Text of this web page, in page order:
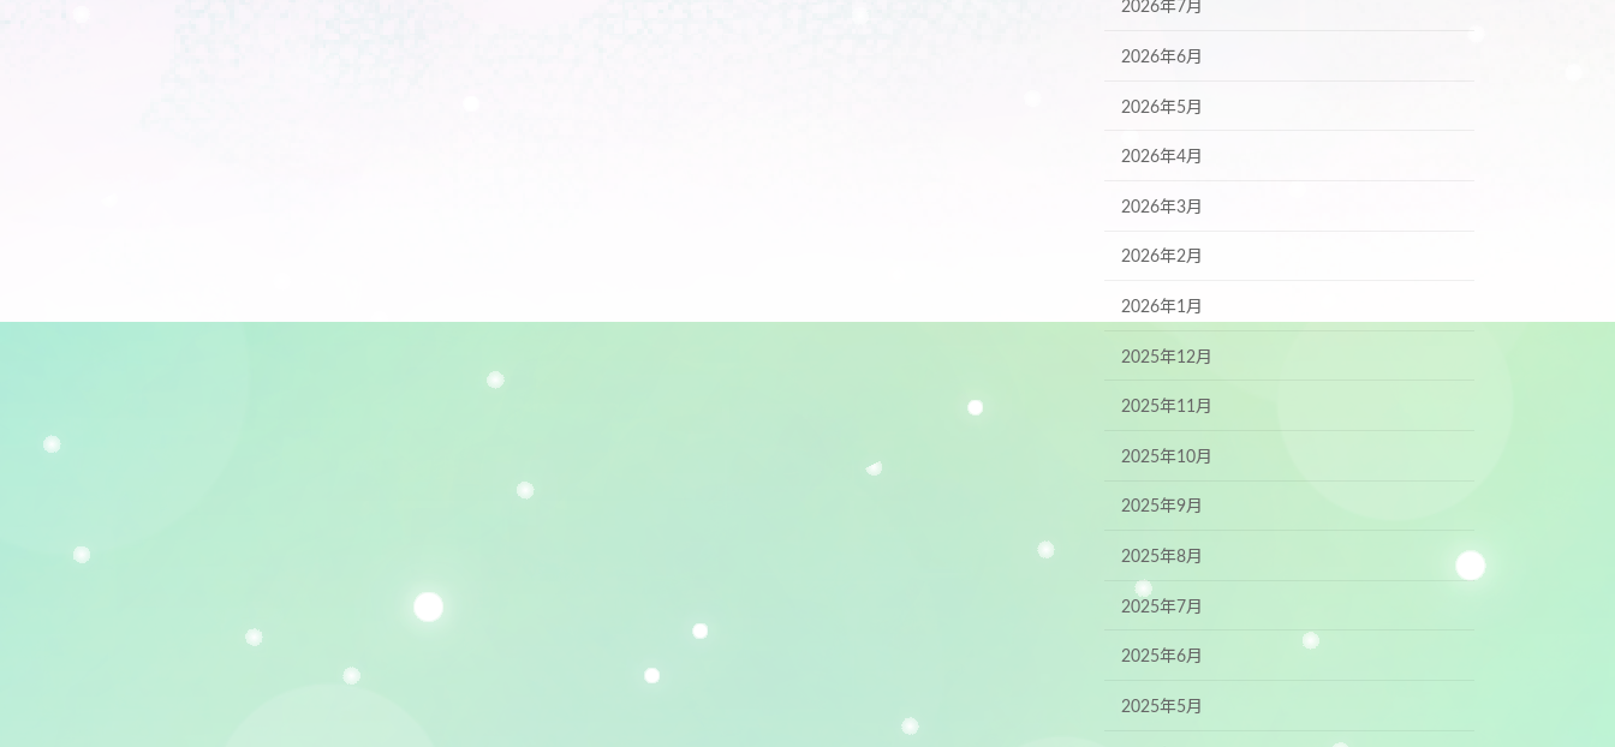
2026年7月
2026年6月
2026年5月
2026年4月
2026年3月
2026年2月
2026年1月
2025年12月
2025年11月
2025年10月
2025年9月
2025年8月
2025年7月
2025年6月
2025年5月